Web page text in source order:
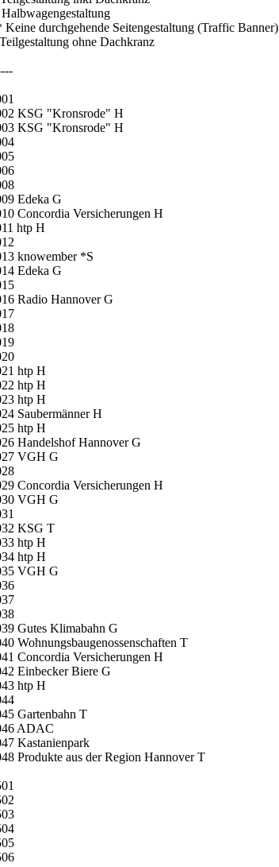
Keine durchgehende Seitengestaltung (Traffic Banner)
ohne Dachkranz
KSG "Kronsrode" H
KSG "Kronsrode" H
Edeka G
Concordia Versicherungen H
htp H
knowember *S
Edeka G
Radio Hannover G
htp H
htp H
htp H
Saubermänner H
htp H
Handelshof Hannover G
VGH G
Concordia Versicherungen H
VGH G
KSG T
htp H
htp H
VGH G
Gutes Klimabahn G
Wohnungsbaugenossenschaften T
Concordia Versicherungen H
Einbecker Biere G
htp H
Gartenbahn T
ADAC
Kastanienpark
Produkte aus der Region Hannover T